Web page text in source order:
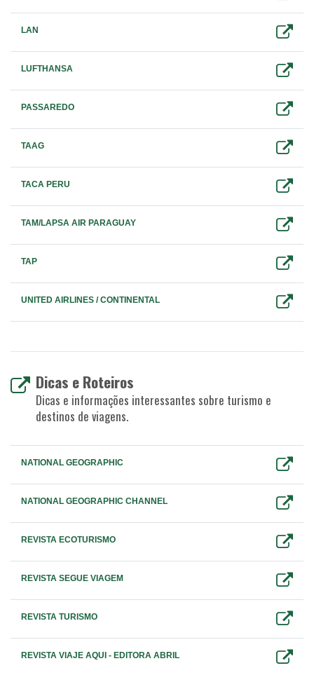
LAN
LUFTHANSA
PASSAREDO
TAAG
TACA PERU
TAM/LAPSA AIR PARAGUAY
TAP
UNITED AIRLINES / CONTINENTAL
Dicas e Roteiros
Dicas e informações interessantes sobre turismo e
destinos de viagens.
NATIONAL GEOGRAPHIC
NATIONAL GEOGRAPHIC CHANNEL
REVISTA ECOTURISMO
REVISTA SEGUE VIAGEM
REVISTA TURISMO
REVISTA VIAJE AQUI - EDITORA ABRIL